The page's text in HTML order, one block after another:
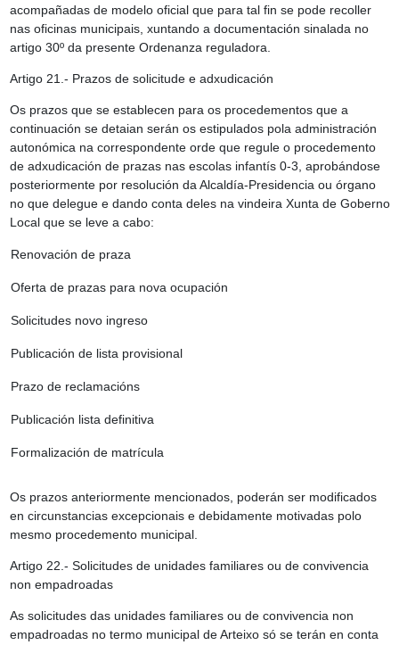
acompañadas de modelo oficial que para tal fin se pode recoller
nas oficinas municipais, xuntando a documentación sinalada no
artigo 30º da presente Ordenanza reguladora.
Artigo 21.- Prazos de solicitude e adxudicación
Os prazos que se establecen para os procedementos que a
continuación se detaian serán os estipulados pola administración
autonómica na correspondente orde que regule o procedemento
de adxudicación de prazas nas escolas infantís 0-3, aprobándose
posteriormente por resolución da Alcaldía-Presidencia ou órgano
no que delegue e dando conta deles na vindeira Xunta de Goberno
Local que se leve a cabo:
Renovación de praza
Oferta de prazas para nova ocupación
Solicitudes novo ingreso
Publicación de lista provisional
Prazo de reclamacións
Publicación lista definitiva
Formalización de matrícula
Os prazos anteriormente mencionados, poderán ser modificados
en circunstancias excepcionais e debidamente motivadas polo
mesmo procedemento municipal.
Artigo 22.- Solicitudes de unidades familiares ou de convivencia
non empadroadas
As solicitudes das unidades familiares ou de convivencia non
empadroadas no termo municipal de Arteixo só se terán en conta